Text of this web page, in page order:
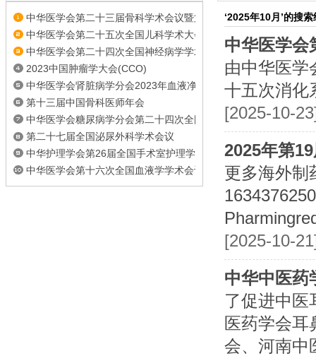
中华医学会第二十三届骨科学术会议暨第...
中华医学会第二十五次全国儿科学术大会
中华医学会第二十四次全国神经病学学术会议
2023中国肿瘤学大会(CCO)
中华医学会肾脏病学分会2023年血液净化论坛
第十三届中国骨科医师年会
中华医学会糖尿病学分会第二十四次全国...
第二十七届全国泌尿外科学术会议
中华护理学会第26届全国手术室护理学术...
中华医学会第十六次全国血液学学术会议
‘2025年10月’的搜
中华医学会
由中华医学
十五次消化
[2025-10-
2025年第
更多海外制
[2025-10-
中华中医药
了促进中医
医药学会耳
会、河南中